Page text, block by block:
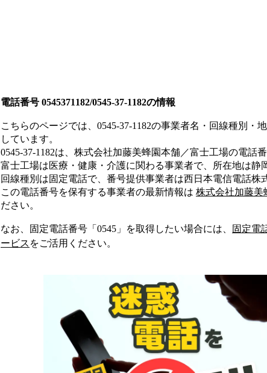
電話番号 0545371182/0545-37-1182の情報
こちらのページでは、 0545-37-1182の事業者名・回線種別・
しています。
0545-37-1182は、 株式会社加藤美蜂園本舗／富士工場の電話番
富士工場は医療・健康・介護に関わる事業者で、所在地は静
回線種別は固定電話で、番号提供事業者は西日本電信電話株
この電話番号を保有する事業者の最新情報は 株式会社加藤美
ださい。
なお、固定電話番号「 0545 」を取得したい場合には、 固定電
ービス をご活用ください。